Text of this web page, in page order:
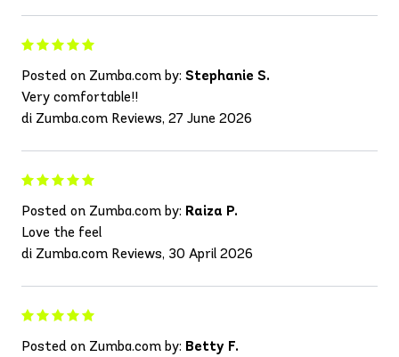
Posted on Zumba.com by: Stephanie S.
Very comfortable!!
di Zumba.com Reviews, 27 June 2026
Posted on Zumba.com by: Raiza P.
Love the feel
di Zumba.com Reviews, 30 April 2026
Posted on Zumba.com by: Betty F.